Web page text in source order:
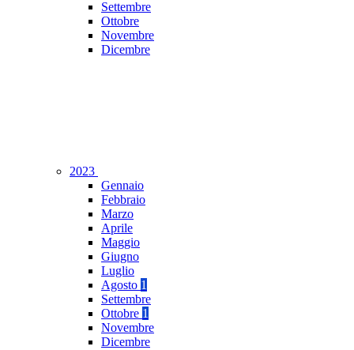
Settembre
Ottobre
Novembre
Dicembre
2023
Gennaio
Febbraio
Marzo
Aprile
Maggio
Giugno
Luglio
Agosto 1
Settembre
Ottobre 1
Novembre
Dicembre